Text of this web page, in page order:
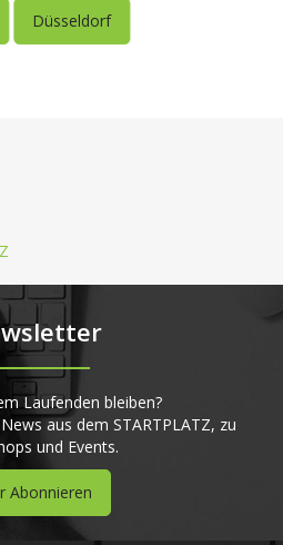
Düsseldorf
Laufenden bleiben?
aus dem STARTPLATZ, zu
und Events.
Abonnieren